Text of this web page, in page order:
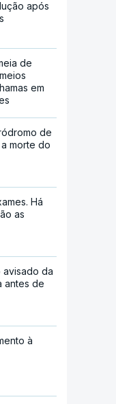
após
de
em
de
morte do
Há
as
avisado da
antes de
à